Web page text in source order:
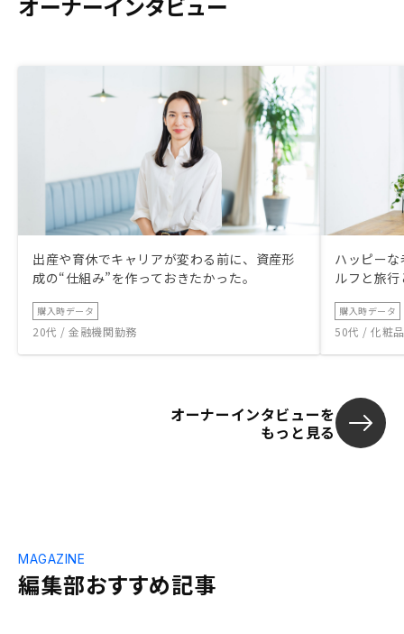
出産や育休でキャリアが変わる前に、資産形
成の“仕組み”を作っておきたかった。
購入時データ
20代 / 金融機関勤務
ハッピー
ルフと旅
購入時データ
50代 / 化粧
オーナーインタビューを
もっと見る
編集部おすすめ記事
MAGAZINE